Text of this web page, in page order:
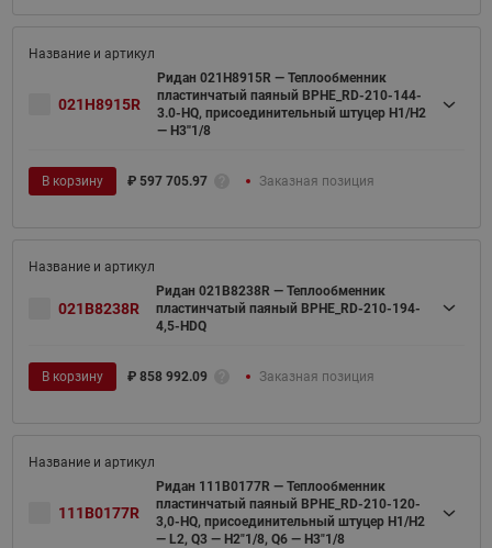
021H8915R
Ридан 021H8915R — Теплообменник
пластинчатый паяный BPHE_RD-210-144-
3.0-HQ, присоединительный штуцер H1/H2
— H3''1/8
В корзину ₽ 597 705.97 Заказная позиция
021B8238R
Ридан 021B8238R — Теплообменник
пластинчатый паяный BPHE_RD-210-194-
4,5-HDQ
В корзину ₽ 858 992.09 Заказная позиция
111B0177R
Ридан 111B0177R — Теплообменник
пластинчатый паяный BPHE_RD-210-120-
3,0-HQ, присоединительный штуцер H1/H2
— L2, Q3 — H2"1/8, Q6 — H3"1/8